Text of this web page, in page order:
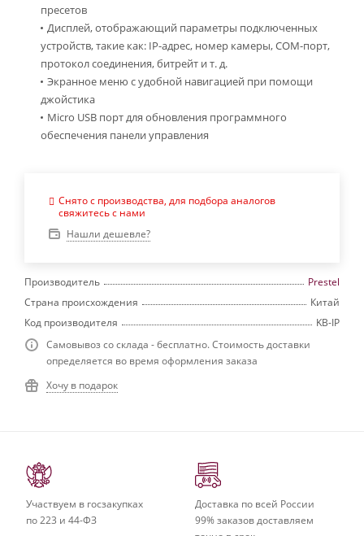
пресетов
Дисплей, отображающий параметры подключенных
устройств, такие как: IP-адрес, номер камеры, COM-порт,
протокол соединения, битрейт и т. д.
Экранное меню с удобной навигацией при помощи
джойстика
Micro USB порт для обновления программного
обеспечения панели управления
Снято с производства, для подбора аналогов
свяжитесь с нами
Нашли дешевле?
Производитель
Prestel
Страна происхождения
Китай
Код производителя
KB-IP
Самовывоз со склада - бесплатно. Стоимость доставки
определяется во время оформления заказа
Хочу в подарок
Участвуем в госзакупках
по 223 и 44-ФЗ
Доставка по всей России
99% заказов доставляем